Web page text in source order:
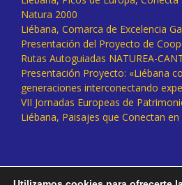
Natura 2000
Liébana, Comarca de Excelencia
Presentación del Proyecto de
Rutas Autoguiadas NATUREA-
Presentación Proyecto: «Liébana
generaciones interconectando
VII Jornadas Europeas de
Liébana, Paisajes que Conectan